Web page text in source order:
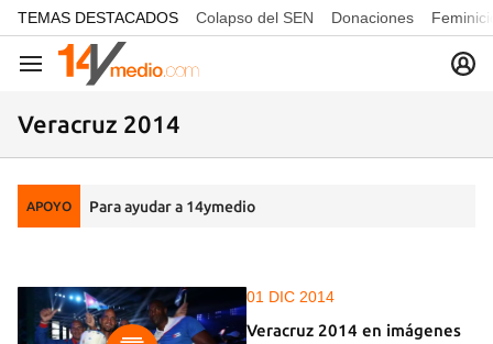
common.go-to-content
TEMAS DESTACADOS Colapso del SEN Donaciones
Navegación
Veracruz 2014
APOYO Para ayudar a 14ymedio
01 DIC 2014
Veracruz 2014 en imágenes